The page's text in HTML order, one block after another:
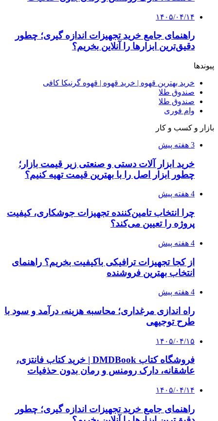
از کجا تجهیزات ترافیکی باکیفیت بخریم؟ راهنمای
انتخاب بهترین فروشنده
4 هفته پیش
طرح توجیهی
۱۴۰۵/۰۴/۱۵
عاشقانه، دارک رومنس و رمان بدون حذفیات
۱۴۰۵/۰۴/۱۴
دقیق‌ترین ابزارها را آنلاین بخریم؟
فرصت‌های آربیتراژ ارز دیجیتال
محبوب شده است؟
که نباید نادیده بگیرید
نمی‌توانند با سازمان‌ها و شرکت‌های بزرگ همکاری
کنند؟
پیشنهاد سردبیر
۱۴۰۵/۰۲/۱۱